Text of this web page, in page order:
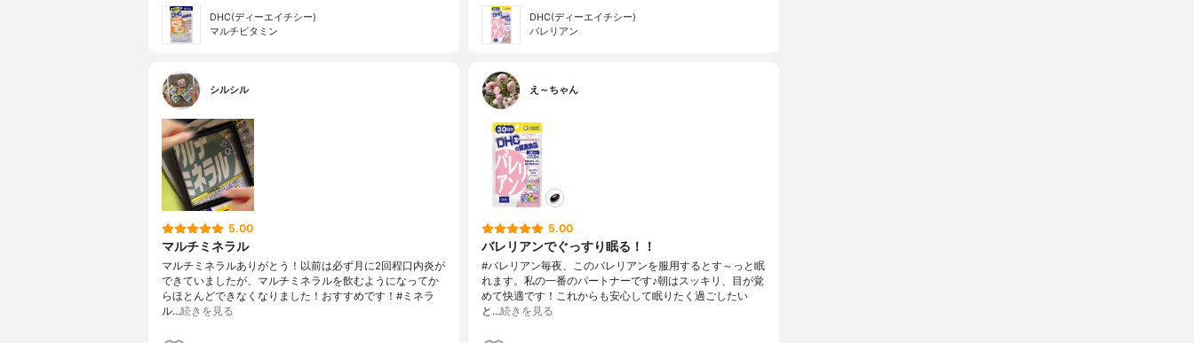
DHC(ディーエイチシー)
マルチビタミン
DHC(ディーエイチシー)
バレリアン
シルシル
5.00
マルチミネラル
マルチミネラルありがとう！以前は必ず月に2回程口内炎が
できていましたが、マルチミネラルを飲むようになってか
らほとんどできなくなりました！おすすめです！#ミネラ
ル…続きを見る
え～ちゃん
5.00
バレリアンでぐっすり眠る！！
#バレリアン毎夜、このバレリアンを服用するとす～っと眠
れます。私の一番のパートナーです♪朝はスッキリ、目が覚
めて快適です！これからも安心して眠りたく過ごしたい
と…続きを見る